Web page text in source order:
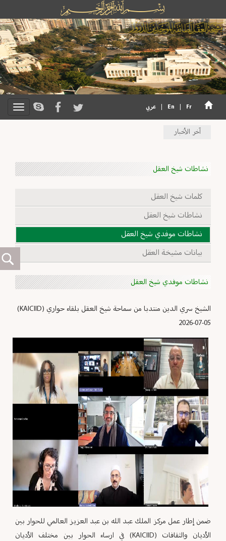
En Fr عربي
آخر الأخبار
نشاطات شيخ العقل
كلمات شيخ العقل
نشاطات شيخ العقل
نشاطات موفدي شيخ العقل
بيانات مشيخة العقل
نشاطات موفدي شيخ العقل
الشيخ سري الدين منتدبا من سماحة شيخ العقل بلقاء حواري (KAICIID)
2026-07-05
ضمن إطار عمل مركز الملك عبد الله بن عبد العزيز العالمي للحوار بين
الأديان والثقافات (KAICIID) في ارساء الحوار بين مختلف الأديان